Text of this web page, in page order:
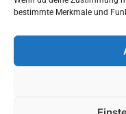
bestimmte Merkmale und
Copyright © 2026
Rechte